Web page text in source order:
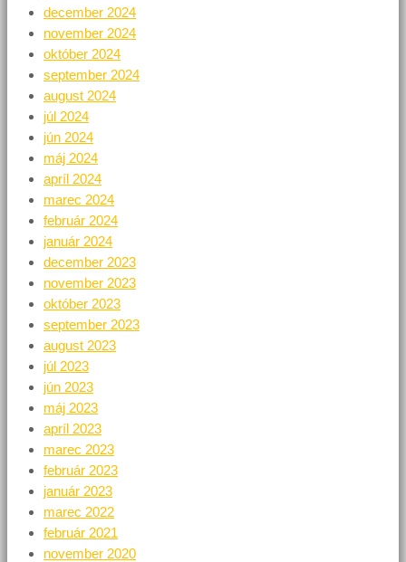
december 2024
november 2024
október 2024
september 2024
august 2024
júl 2024
jún 2024
máj 2024
apríl 2024
marec 2024
február 2024
január 2024
december 2023
november 2023
október 2023
september 2023
august 2023
júl 2023
jún 2023
máj 2023
apríl 2023
marec 2023
február 2023
január 2023
marec 2022
február 2021
november 2020